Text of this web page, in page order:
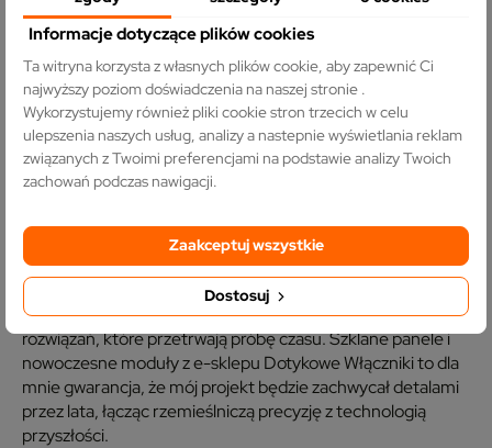
jak plastik), łatwość w czyszczeniu (wystarczy przetarcie
ściereczką), odporność na zarysowania i prestiżowy wygląd,
który podnosi wartość nieruchomości.
Wady: Wymaga precyzyjnego rozplanowania puszek na
etapie stanu surowego, by szklane ramki idealnie
przylegały do powierzchni ściany.
Werdykt architekta:
Dobór osprzętu to nie jest „ostatni etap budowy” – to
integralna część projektu wnętrza. Niezależnie od tego, czy
kochasz surowy industrial, czy kojące scandi, szukaj
rozwiązań, które przetrwają próbę czasu. Szklane panele i
nowoczesne moduły z e-sklepu Dotykowe Włączniki to dla
mnie gwarancja, że mój projekt będzie zachwycał detalami
przez lata, łącząc rzemieślniczą precyzję z technologią
przyszłości.
Informacje dotyczące plików cookies
Ta witryna korzysta z własnych plików cookie, aby zapewnić Ci
najwyższy poziom doświadczenia na naszej stronie .
Wykorzystujemy również pliki cookie stron trzecich w celu
ulepszenia naszych usług, analizy a nastepnie wyświetlania reklam
związanych z Twoimi preferencjami na podstawie analizy Twoich
zachowań podczas nawigacji.
Dostosuj
Zaakceptuj wszystkie